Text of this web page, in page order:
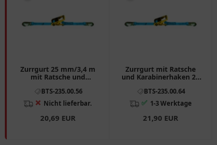
Zurrgurt 25 mm/3,4 m
mit Ratsche und
BTS-235.00.56
❌ Nicht lieferbar.
20,69 EUR
Zurrgurt mit Ratsche
und Karabinerhaken 25
BTS-235.00.64
✅ 1-3 Werktage
21,90 EUR